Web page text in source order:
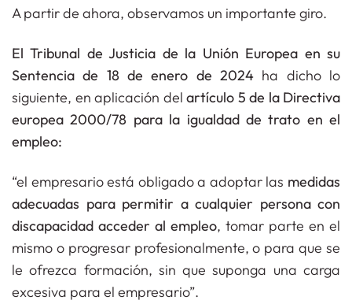
A partir de ahora, observamos un importante giro.
El Tribunal de Justicia de la Unión Europea en su
Sentencia de 18 de enero de 2024 ha dicho lo
siguiente, en aplicación del artículo 5 de la Directiva
europea 2000/78 para la igualdad de trato en el
empleo:
“el empresario está obligado a adoptar las medidas
adecuadas para permitir a cualquier persona con
discapacidad acceder al empleo, tomar parte en el
mismo o progresar profesionalmente, o para que se
le ofrezca formación, sin que suponga una carga
excesiva para el empresario”.